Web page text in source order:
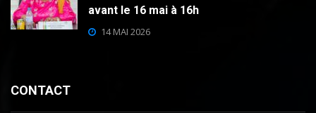
avant le 16 mai à 16h
14 MAI 2026
CONTACT